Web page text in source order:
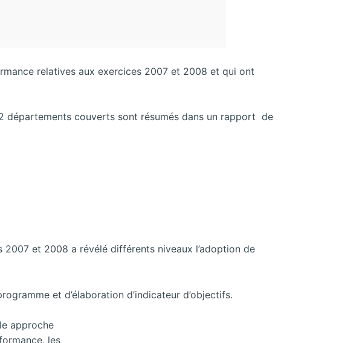
relatives aux exercices 2007 et 2008 et qui ont
départements couverts sont résumés dans un rapport de
2007 et 2008 a révélé différents niveaux l’adoption de
et d’élaboration d’indicateur d’objectifs.
approche
les